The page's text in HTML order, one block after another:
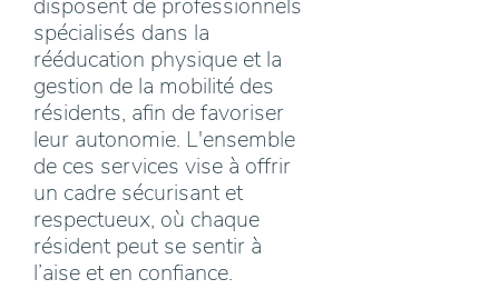
disposent de professionnels
spécialisés dans la
rééducation physique et la
gestion de la mobilité des
résidents, afin de favoriser
leur autonomie. L'ensemble
de ces services vise à offrir
un cadre sécurisant et
respectueux, où chaque
résident peut se sentir à
l’aise et en confiance.